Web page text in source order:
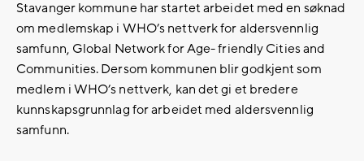
Stavanger kommune har startet arbeidet med en søknad
om medlemskap i WHO’s nettverk for aldersvennlig
samfunn, Global Network for Age- friendly Cities and
Communities. Dersom kommunen blir godkjent som
medlem i WHO’s nettverk, kan det gi et bredere
kunnskapsgrunnlag for arbeidet med aldersvennlig
samfunn.